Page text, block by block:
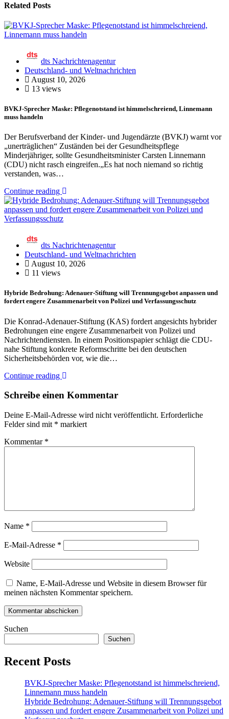
Related Posts
dts Nachrichtenagentur
Deutschland- und Weltnachrichten
August 10, 2026
13 views
BVKJ-Sprecher Maske: Pflegenotstand ist himmelschreiend, Linnemann
muss handeln
Der Berufsverband der Kinder- und Jugendärzte (BVKJ) warnt vor
„unerträglichen“ Zuständen bei der Gesundheitspflege
Minderjähriger, sollte Gesundheitsminister Carsten Linnemann
(CDU) nicht rasch eingreifen.„Es hat noch niemand so richtig
verstanden, was…
Continue reading
dts Nachrichtenagentur
Deutschland- und Weltnachrichten
August 10, 2026
11 views
Hybride Bedrohung: Adenauer-Stiftung will Trennungsgebot anpassen und
fordert engere Zusammenarbeit von Polizei und Verfassungsschutz
Die Konrad-Adenauer-Stiftung (KAS) fordert angesichts hybrider
Bedrohungen eine engere Zusammenarbeit von Polizei und
Nachrichtendiensten. In einem Positionspapier schlägt die CDU-
nahe Stiftung konkrete Reformschritte bei den deutschen
Sicherheitsbehörden vor, wie die…
Continue reading
Schreibe einen Kommentar
Deine E-Mail-Adresse wird nicht veröffentlicht. Erforderliche
Felder sind mit * markiert
Kommentar *
Name *
E-Mail-Adresse *
Website
Name, E-Mail-Adresse und Website in diesem Browser für
meinen nächsten Kommentar speichern.
Suchen
Suchen
Recent Posts
BVKJ-Sprecher Maske: Pflegenotstand ist himmelschreiend,
Linnemann muss handeln
Hybride Bedrohung: Adenauer-Stiftung will Trennungsgebot
anpassen und fordert engere Zusammenarbeit von Polizei und